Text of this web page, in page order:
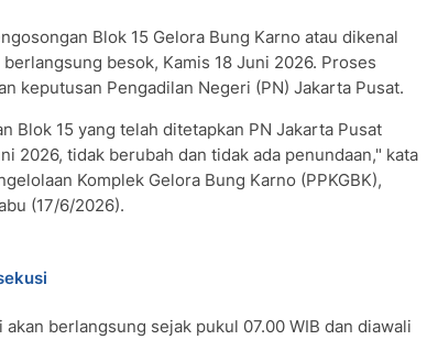
Blok 15 Gelora Bung Karno atau dikenal
berlangsung besok, Kamis 18 Juni 2026. Proses
keputusan Pengadilan Negeri (PN) Jakarta Pusat.
Blok 15 yang telah ditetapkan PN Jakarta Pusat
2026, tidak berubah dan tidak ada penundaan," kata
Komplek Gelora Bung Karno (PPKGBK),
(17/6/2026).
berlangsung sejak pukul 07.00 WIB dan diawali